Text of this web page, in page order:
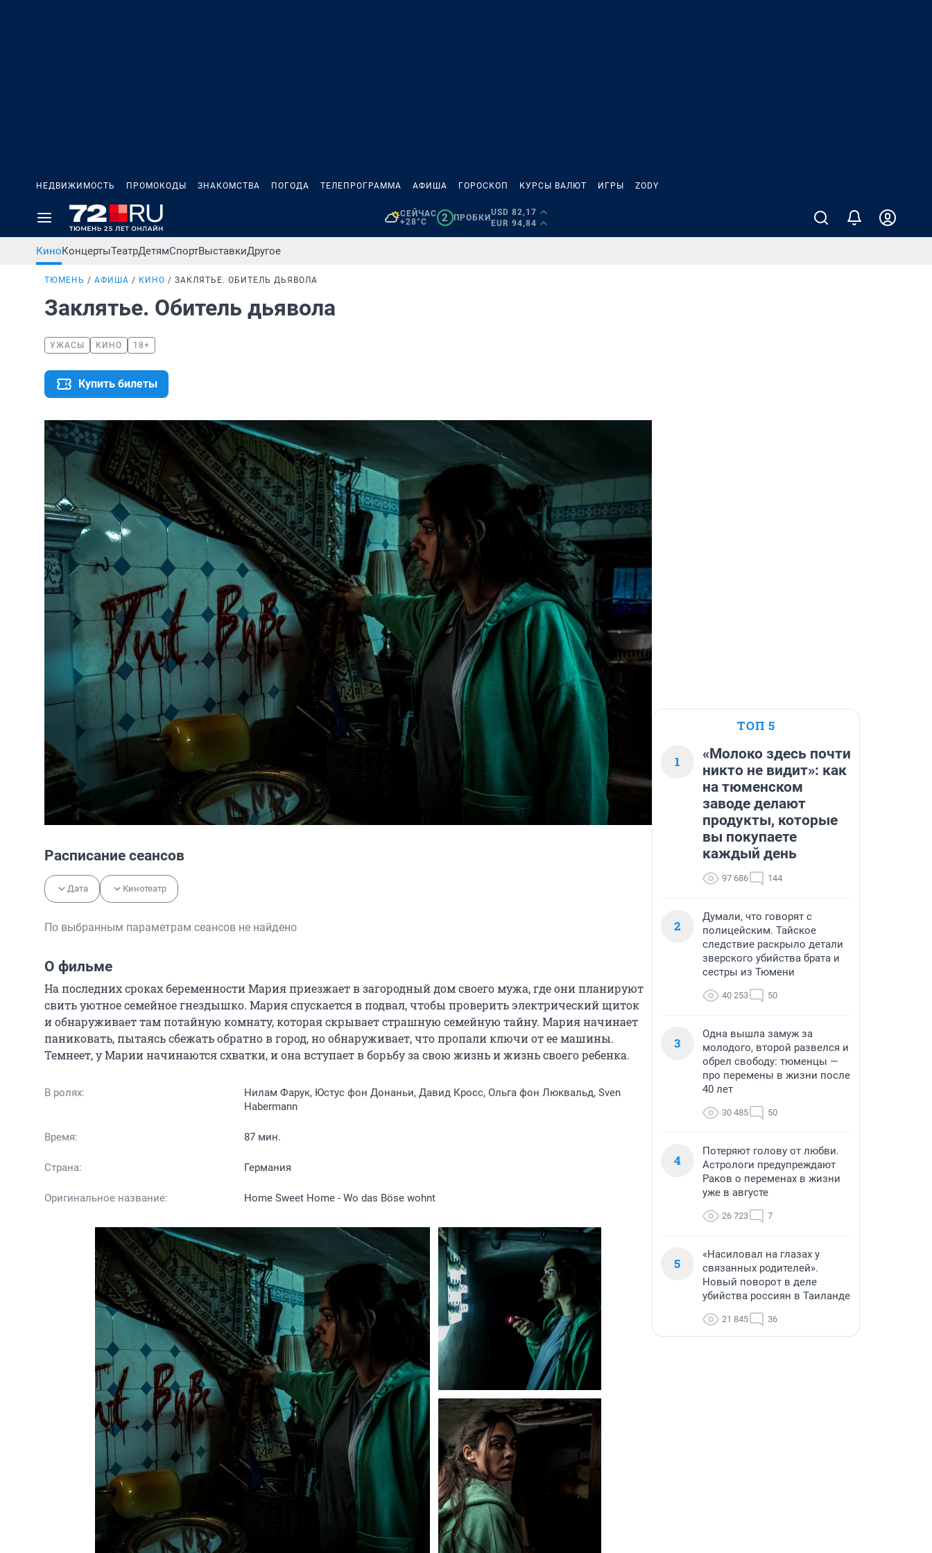
НЕДВИЖИМОСТЬ ПРОМОКОДЫ ЗНАКОМСТВА ПОГОДА ТЕЛЕПРОГРАММА АФИША ГОРОСКОП КУРСЫ ВАЛЮТ ИГРЫ ZODY
СЕЙЧАС
+28°C
2 ПРОБКИ
USD 82,17
EUR 94,84
КиноКонцертыТеатрДетямСпортВыставкиДругое
ТЮМЕНЬ АФИША КИНО ЗАКЛЯТЬЕ. ОБИТЕЛЬ ДЬЯВОЛА
Заклятье. Обитель дьявола
УЖАСЫ КИНО 18+
Купить билеты
Расписание сеансов
Дата Кинотеатр
По выбранным параметрам сеансов не найдено
О фильме
На последних сроках беременности Мария приезжает в загородный дом своего мужа, где они планируют
свить уютное семейное гнездышко. Мария спускается в подвал, чтобы проверить электрический щиток
и обнаруживает там потайную комнату, которая скрывает страшную семейную тайну. Мария начинает
паниковать, пытаясь сбежать обратно в город, но обнаруживает, что пропали ключи от ее машины.
Темнеет, у Марии начинаются схватки, и она вступает в борьбу за свою жизнь и жизнь своего ребенка.
В ролях:
Нилам Фарук, Юстус фон Донаньи, Давид Кросс, Ольга фон Люквальд, Sven
Habermann
Время: 87 мин.
Страна: Германия
Оригинальное название: Home Sweet Home - Wo das Böse wohnt
ТОП 5
1
«Молоко здесь почти
никто не видит»: как
на тюменском
заводе делают
продукты, которые
вы покупаете
каждый день
97 686 144
2
Думали, что говорят с
полицейским. Тайское
следствие раскрыло детали
зверского убийства брата и
сестры из Тюмени
40 253 50
3
Одна вышла замуж за
молодого, второй развелся и
обрел свободу: тюменцы —
про перемены в жизни после
40 лет
30 485 50
4
Потеряют голову от любви.
Астрологи предупреждают
Раков о переменах в жизни
уже в августе
26 723 7
5
«Насиловал на глазах у
связанных родителей».
Новый поворот в деле
убийства россиян в Таиланде
21 845 36